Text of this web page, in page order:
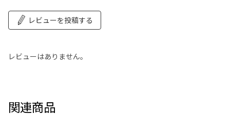
レビューを投稿する
レビューはありません。
関連商品